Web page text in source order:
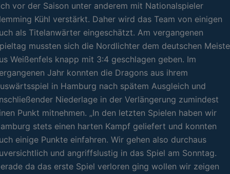
vor der Saison unter anderem mit Nationalspieler
Kühl verstärkt. Daher wird das Team von einigen
als Titelanwärter eingeschätzt. Am vergangenen
mussten sich die Nordlichter dem deutschen
Weißenfels knapp mit 3:4 geschlagen geben. Im
Jahr konnten die Dragons aus ihrem
in Hamburg nach spätem Ausgleich und
Niederlage in der Verlängerung zumindest
Punkt mitnehmen. „In den letzten Spielen haben wir
stets einen harten Kampf geliefert und konnten
einige Punkte einfahren. Wir gehen also durchaus
und angriffslustig in das Spiel am Sonntag.
da das erste Spiel verloren ging wollen wir zeigen